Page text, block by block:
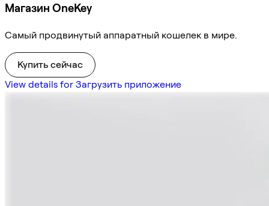
Магазин OneKey
Самый продвинутый аппаратный кошелек в мире.
Купить сейчас
View details for Загрузить приложение